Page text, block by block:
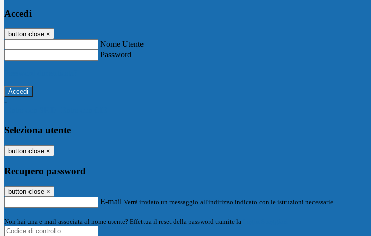
Accedi
button close ×
Nome Utente
Password
-
Seleziona utente
button close ×
Recupero password
button close ×
E-mail Verrà inviato un messaggio all'indirizzo indicato con le istruzioni necessarie.
Non hai una e-mail associata al nome utente? Effettua il reset della password tramite la